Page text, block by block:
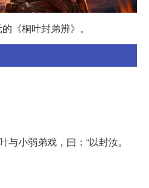
《桐叶封弟辨》。
与小弱弟戏，曰：“以封汝。